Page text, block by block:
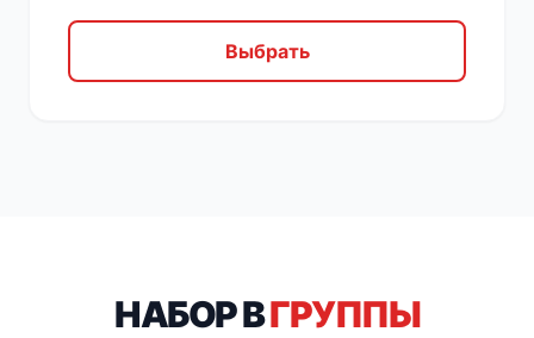
Выбрать
НАБОР ВГРУППЫ